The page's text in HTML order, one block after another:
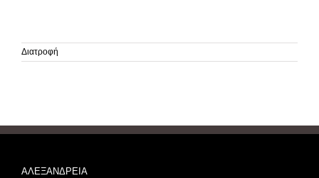
Διατροφή
ΑΛΕΞΑΝΔΡΕΙΑ